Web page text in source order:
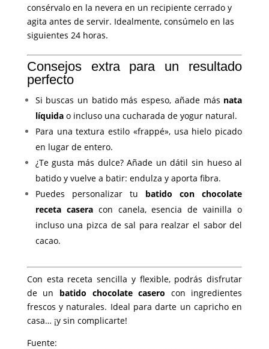
consérvalo en la nevera en un recipiente cerrado y
agita antes de servir. Idealmente, consúmelo en las
siguientes 24 horas.
Consejos extra para un resultado
perfecto
Si buscas un batido más espeso, añade más nata
líquidao incluso una cucharada de yogur natural.
Para una textura estilo «frappé», usa hielo picado
en lugar de entero.
¿Te gusta más dulce? Añade un dátil sin hueso al
batido y vuelve a batir: endulza y aporta fibra.
Puedes personalizar tu batido con chocolate
receta caseracon canela, esencia de vainilla o
incluso una pizca de sal para realzar el sabor del
cacao.
Con esta receta sencilla y flexible, podrás disfrutar
de un batido chocolate casero con ingredientes
frescos y naturales. Ideal para darte un capricho en
casa… ¡y sin complicarte!
Fuente: